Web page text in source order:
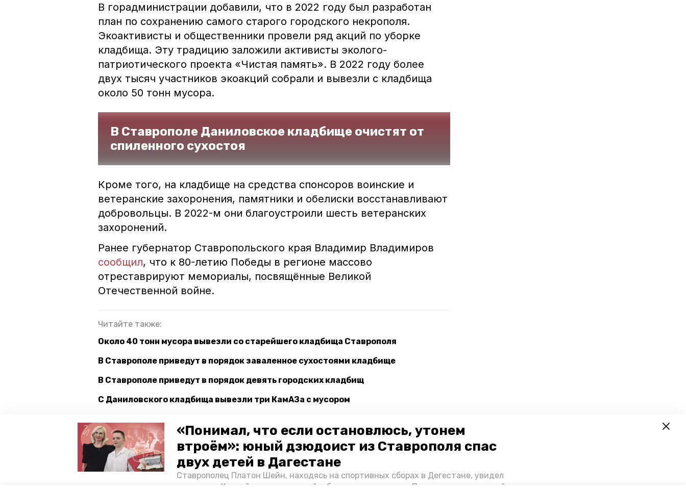
«Понимал, что если остановлюсь, утонем
втроём»: юный дзюдоист из Ставрополя спас
двух детей в Дагестане
Ставрополец Платон Шейн, находясь на спортивных сборах в Дегестане, увидел
тонущих в Каспийском море детей и бросился на помощь. По возвращении домой,
В горадминистрации добавили, что в 2022 году был разработан
план по сохранению самого старого городского некрополя.
Экоактивисты и общественники провели ряд акций по уборке
кладбища. Эту традицию заложили активисты эколого-
патриотического проекта «Чистая память». В 2022 году более
двух тысяч участников экоакций собрали и вывезли с кладбища
около 50 тонн мусора.
В Ставрополе Даниловское кладбище очистят от
спиленного сухостоя
Кроме того, на кладбище на средства спонсоров воинские и
ветеранские захоронения, памятники и обелиски восстанавливают
добровольцы. В 2022-м они благоустроили шесть ветеранских
захоронений.
Ранее губернатор Ставропольского края Владимир Владимиров
сообщил, что к 80-летию Победы в регионе массово
отреставрируют мемориалы, посвящённые Великой
Отечественной войне.
Читайте также:
Около 40 тонн мусора вывезли со старейшего кладбища Ставрополя
В Ставрополе приведут в порядок заваленное сухостоями кладбище
В Ставрополе приведут в порядок девять городских кладбищ
С Даниловского кладбища вывезли три КамАЗа с мусором
градостроительства
даниловское кладбище администрация города ставрополя
ставрополь